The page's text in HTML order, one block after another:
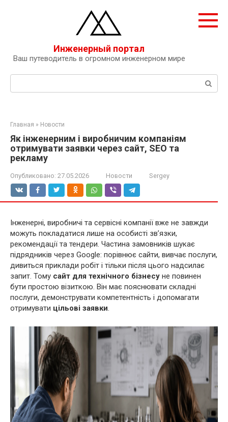
Инженерный портал
Ваш путеводитель в огромном инженерном мире
Поиск:
Главная » Новости
Як інженерним і виробничим компаніям
отримувати заявки через сайт, SEO та
рекламу
Опубликовано: 27.05.2026 Новости Sergey
Інженерні, виробничі та сервісні компанії вже не завжди
можуть покладатися лише на особисті зв’язки,
рекомендації та тендери. Частина замовників шукає
підрядників через Google: порівнює сайти, вивчає послуги,
дивиться приклади робіт і тільки після цього надсилає
запит. Тому сайт для технічного бізнесу не повинен
бути простою візиткою. Він має пояснювати складні
послуги, демонструвати компетентність і допомагати
отримувати цільові заявки.